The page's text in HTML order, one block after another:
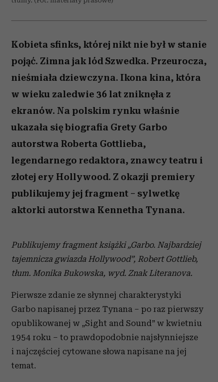
Kobieta sfinks, której nikt nie był w stanie
pojąć. Zimna jak lód Szwedka. Przeurocza,
nieśmiała dziewczyna. Ikona kina, która
w wieku zaledwie 36 lat zniknęła z
ekranów. Na polskim rynku właśnie
ukazała się biografia Grety Garbo
autorstwa Roberta Gottlieba,
legendarnego redaktora, znawcy teatru i
złotej ery Hollywood. Z okazji premiery
publikujemy jej fragment – sylwetkę
aktorki autorstwa Kennetha Tynana.
Publikujemy fragment książki „Garbo. Najbardziej
tajemnicza gwiazda Hollywood”, Robert Gottlieb,
tłum. Monika Bukowska, wyd. Znak Literanova.
Pierwsze zdanie ze słynnej charakterystyki
Garbo napisanej przez Tynana – po raz pierwszy
opublikowanej w „Sight and Sound” w kwietniu
1954 roku – to prawdopodobnie najsłynniejsze
i najczęściej cytowane słowa napisane na jej
temat.